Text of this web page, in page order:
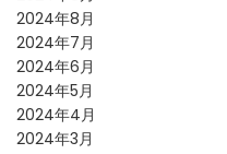
2024年8月
2024年7月
2024年6月
2024年5月
2024年4月
2024年3月